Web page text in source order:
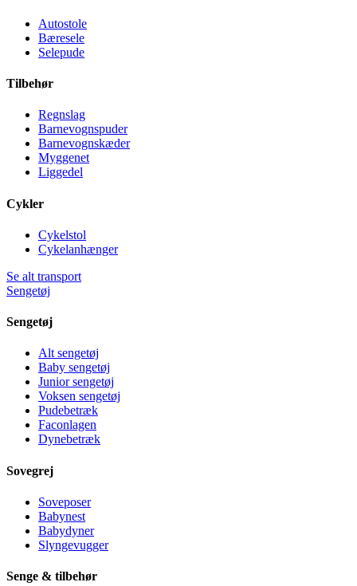
Autostole
Bæresele
Selepude
Tilbehør
Regnslag
Barnevognspuder
Barnevognskæder
Myggenet
Liggedel
Cykler
Cykelstol
Cykelanhænger
Se alt transport
Sengetøj
Sengetøj
Alt sengetøj
Baby sengetøj
Junior sengetøj
Voksen sengetøj
Pudebetræk
Faconlagen
Dynebetræk
Sovegrej
Soveposer
Babynest
Babydyner
Slyngevugger
Senge & tilbehør